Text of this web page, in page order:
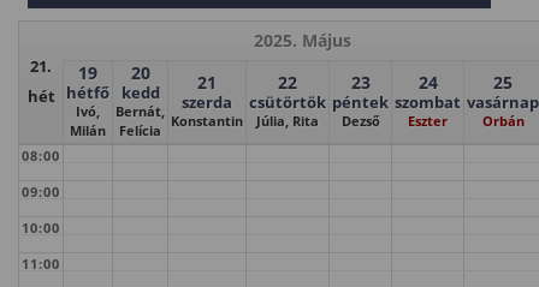
21.
hét
2025. Május
19
hétfő
Ivó,
Milán
20
kedd
Bernát,
Felícia
21
szerda
Konstantin
22
csütörtök
Júlia, Rita
23
péntek
Dezső
24
szombat
Eszter
25
vasárnap
Orbán
08:00
09:00
10:00
11:00